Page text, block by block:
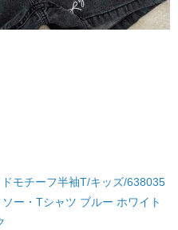
モチーフ半袖T/キッズ/638035
ー・Tシャツ ブルー ホワイト